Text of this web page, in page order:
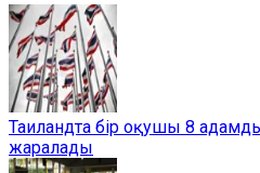
Таиландта бір оқушы 8
жаралады